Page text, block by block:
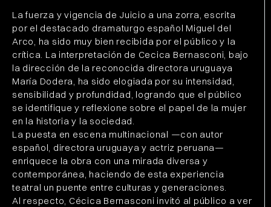
La fuerza y vigencia de Juicio a una zorra, escrita
por el destacado dramaturgo español Miguel del
Arco, ha sido muy bien recibida por el público y la
crítica. La interpretación de Cecica Bernasconi, bajo
la dirección de la reconocida directora uruguaya
María Dodera, ha sido elogiada por su intensidad,
sensibilidad y profundidad, logrando que el público
se identifique y reflexione sobre el papel de la mujer
en la historia y la sociedad.
La puesta en escena multinacional —con autor
español, directora uruguaya y actriz peruana—
enriquece la obra con una mirada diversa y
contemporánea, haciendo de esta experiencia
teatral un puente entre culturas y generaciones.
Al respecto, Cécica Bernasconi invitó al público a ver